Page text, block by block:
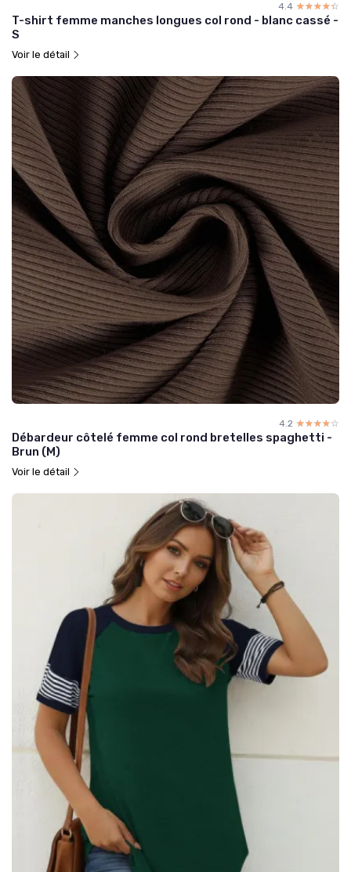
4.4 ☆☆☆☆☆
★★★★★
T-shirt femme manches longues col rond - blanc cassé -
S
Voir le détail
4.2 ☆☆☆☆☆
★★★★★
Débardeur côtelé femme col rond bretelles spaghetti -
Brun (M)
Voir le détail